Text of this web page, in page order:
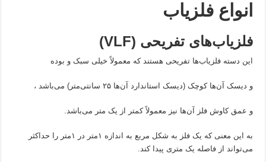
انواع فلزیاب
فلزیاب‌های تفریحی (VLF)
این دسته فلزیاب‌ها تفریحی هستند که معمولاً خیلی سبک و بوده
و دیسک آن‌ها کوچک (دیسک استاندارد آن‌ها ۲۵ سانتی‌متر) می‌باشد ،
و عمق کاوش فلز آن‌ها نیز معمولاً کمتر از یک متر می‌باشد.
به این معنی که یک فلز به شکل مربع به اندازه ۱متر در ۱متر را حداکثر
می‌تواند از فاصله یک متری پیدا کند.